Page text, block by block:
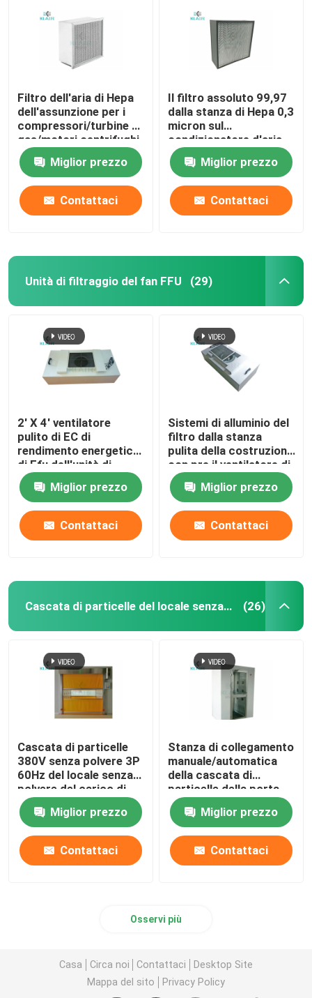
Filtro dell'aria di Hepa
dell'assunzione per i
compressori/turbine a
gas/motori centrifughi
Miglior prezzo
Contattaci
Il filtro assoluto 99,97
dalla stanza di Hepa 0,3
micron sul
condizionatore d'aria
rimuove le spore della
muffa Miglior prezzo
Contattaci
Unità di filtraggio del fan FFU (29)
2' X 4' ventilatore
pulito di EC di
rendimento energetico
di Ffu dell'unità di
filtraggio del
ventilatore da
appartamento con pre
il filtro
Miglior prezzo
Contattaci
Sistemi di alluminio del
filtro dalla stanza
pulita della costruzione
con pre il ventilatore di
CA del filtro
Miglior prezzo
Contattaci
Cascata di particelle del locale senza polvere (26)
Cascata di particelle
380V senza polvere 3P
60Hz del locale senza
polvere del carico di
GMP con la porta
veloce di rotolamento
Miglior prezzo
Contattaci
Stanza di collegamento
manuale/automatica
della cascata di
particelle della porta
per la sala di controllo
polverizzataMiglior prezzo
Contattaci
Osservi più
Casa Circa noi Contattaci
Desktop Site
Mappa del sito
Privacy Policy